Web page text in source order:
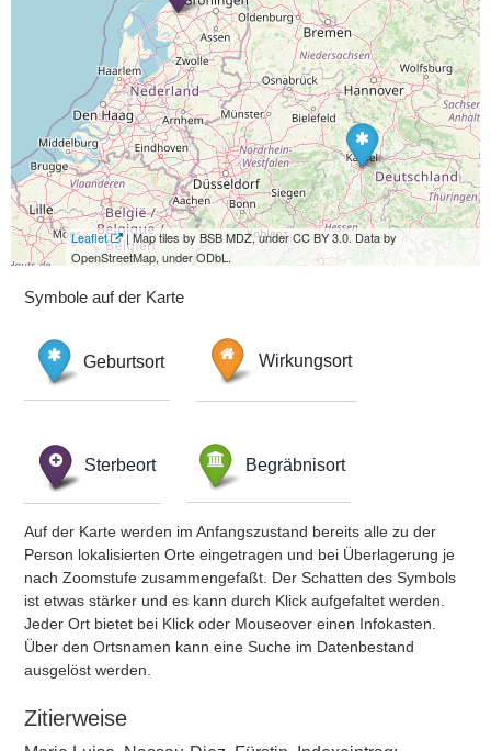
Leaflet
| Map tiles by BSB MDZ, under CC BY 3.0. Data by
OpenStreetMap, under ODbL.
Symbole auf der Karte
Geburtsort Wirkungsort
Sterbeort Begräbnisort
Auf der Karte werden im Anfangszustand bereits alle zu der
Person lokalisierten Orte eingetragen und bei Überlagerung je
nach Zoomstufe zusammengefaßt. Der Schatten des Symbols
ist etwas stärker und es kann durch Klick aufgefaltet werden.
Jeder Ort bietet bei Klick oder Mouseover einen Infokasten.
Über den Ortsnamen kann eine Suche im Datenbestand
ausgelöst werden.
Zitierweise